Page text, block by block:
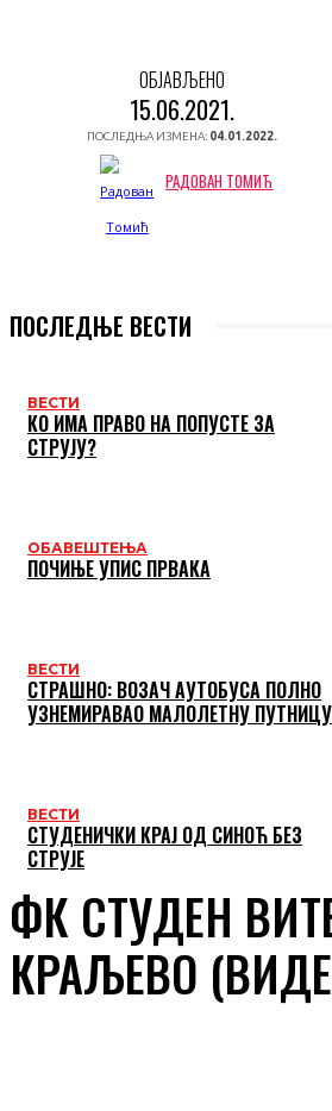
ОБЈАВЉЕНО
15.06.2021.
ПОСЛЕДЊА ИЗМЕНА: 04.01.2022.
РАДОВАН ТОМИЋ
ПОСЛЕДЊЕ ВЕСТИ
ВЕСТИ
КО ИМА ПРАВО НА ПОПУСТЕ ЗА
СТРУЈУ?
ОБАВЕШТЕЊА
ПОЧИЊЕ УПИС ПРВАКА
ВЕСТИ
СТРАШНО: ВОЗАЧ АУТОБУСА ПОЛНО
УЗНЕМИРАВАО МАЛОЛЕТНУ ПУТНИЦУ
ВЕСТИ
СТУДЕНИЧКИ КРАЈ ОД СИНОЋ БЕЗ
СТРУЈЕ
ФК СТУДЕН
КРАЉЕВО